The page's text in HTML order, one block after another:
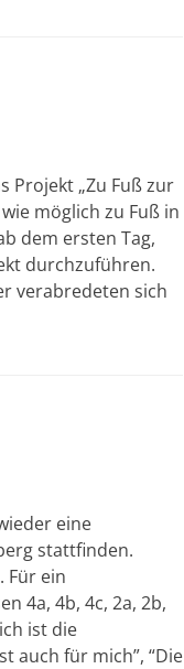
Projekt „Zu Fuß zur
möglich zu Fuß in
dem ersten Tag,
durchzuführen.
verabredeten sich
eine
stattfinden.
Für ein
4a, 4b, 4c, 2a, 2b,
ist die
auch für mich”, “Die